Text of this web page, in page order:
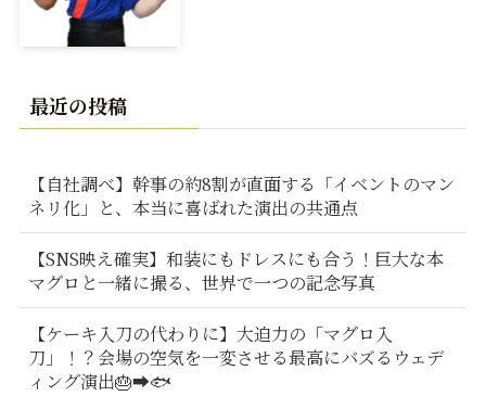
最近の投稿
【自社調べ】幹事の約8割が直面する「イベントのマン
ネリ化」と、本当に喜ばれた演出の共通点
【SNS映え確実】和装にもドレスにも合う！巨大な本
マグロと一緒に撮る、世界で一つの記念写真
【ケーキ入刀の代わりに】大迫力の「マグロ入
刀」！？会場の空気を一変させる最高にバズるウェデ
ィング演出🎂➡️🐟